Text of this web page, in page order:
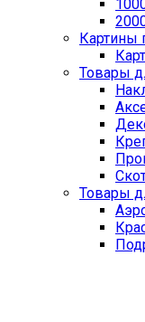
Картины
Товары
Товары